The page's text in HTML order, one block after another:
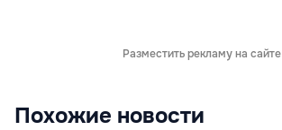
Разместить рекламу на сайте
Похожие новости